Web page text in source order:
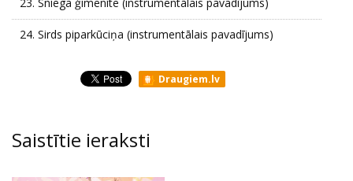
24. Sirds piparkūciņa (instrumentālais pavadījums)
Draugiem.lv
Saistītie ieraksti